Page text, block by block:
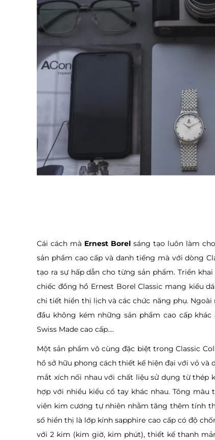
Cái cách mà Ernest Borelsáng tạo luôn làm
sản phẩm cao cấp và danh tiếng mà với dòng
tạo ra sự hấp dẫn cho từng sản phẩm. Triển
chiếc đồng hồ Ernest Borel Classic mang kiểu
chi tiết hiển thị lịch và các chức năng phụ.
đầu không kém những sản phẩm cao cấp
Swiss Made cao cấp….
Một sản phẩm vô cùng đặc biệt trong Classic
hồ sở hữu phong cách thiết kế hiện đại với vỏ
mắt xích nối nhau với chất liệu sử dụng từ thép
hợp với nhiều kiểu cổ tay khác nhau. Tông
viên kim cương tự nhiên nhằm tăng thêm tính
số hiển thị là lớp kính sapphire cao cấp có độ
với 2 kim (kim giờ, kim phút), thiết kế thanh